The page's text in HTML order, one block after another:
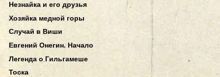
Незнайка и его друзья
Хозяйка медной горы
Случай в Виши
Евгений Онегин. Начало
Легенда о Гильгамеше
Тоска